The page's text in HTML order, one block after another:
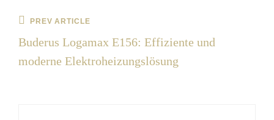
Beitrags-
Navigation
Previous
Post
PREV ARTICLE
Buderus Logamax E156: Effiziente und
moderne Elektroheizungslösung